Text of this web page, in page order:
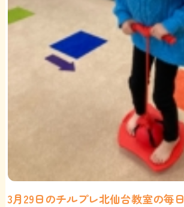
3月29日のチルプレ北仙台教室の毎日